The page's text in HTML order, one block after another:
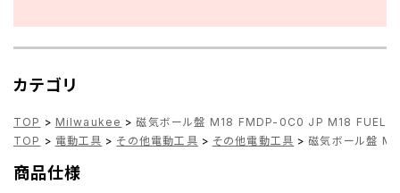
カテゴリ
TOP > Milwaukee > 磁気ボール盤 M18 FMDP-0C0 JP M18 FUEL
TOP > 電動工具 > その他電動工具 > その他電動工具 > 磁気ボール盤
商品仕様